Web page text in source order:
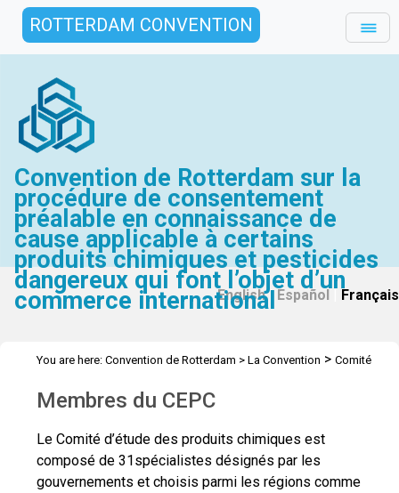
ROTTERDAM CONVENTION
Convention de Rotterdam sur la
procédure de consentement
préalable en connaissance de
cause applicable à certains
produits chimiques et pesticides
dangereux qui font l’objet d’un
commerce international
English| Español Français
You are here: Convention de Rotterdam > La Convention > Comité
Membres du CEPC
Le Comité d’étude des produits chimiques est
composé de 31spécialistes désignés par les
gouvernements et choisis parmi les régions comme